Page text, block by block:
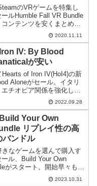
のVRゲームを特集し
ルHumble Fall VR Bundle
ンテンツを安くまとめて
2020.11.11
IV: By Blood
が安い
Hearts of Iron IV(HoI4)の新
Aloneがセール。イタリ
チオピア関係を強化し、
交渉のシステムを実装する
強化が図られたDLCです。
2022.09.28
Your Own
リプレイ性の高
バンドル
きなゲームを選んで購入す
ル、Build Your Own
がスタート。開始早々もう
るゲームがあります。2023.10.31